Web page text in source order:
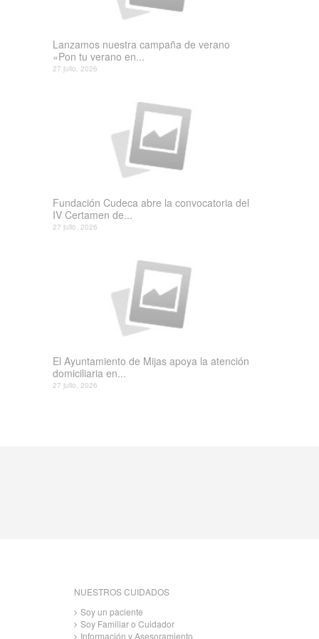
Lanzamos nuestra campaña de verano
«Pon tu verano en...
27 julio, 2026
Fundación Cudeca abre la convocatoria del
IV Certamen de...
27 julio, 2026
El Ayuntamiento de Mijas apoya la atención
domiciliaria en...
27 julio, 2026
NUESTROS CUIDADOS
Soy un paciente
Soy Familiar o Cuidador
Información y Asesoramiento